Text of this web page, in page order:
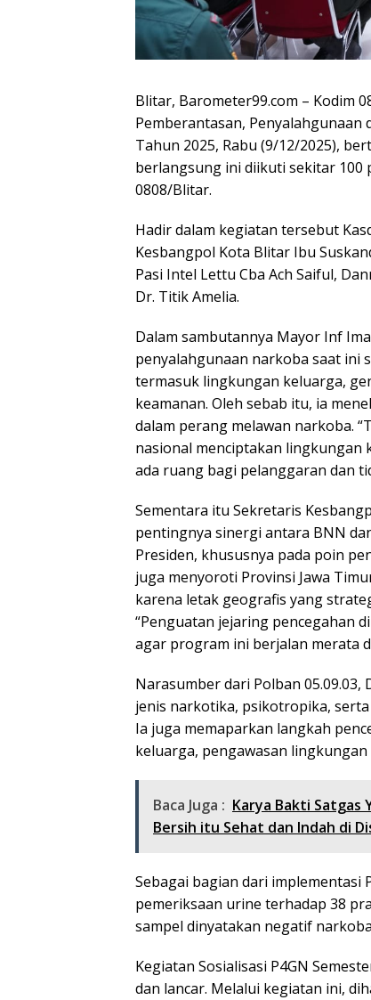
Blitar, Barometer99.com – Kodim
Pemberantasan, Penyalahgunaan
Tahun 2025, Rabu (9/12/2025),
berlangsung ini diikuti sekitar 100
0808/Blitar.
Hadir dalam kegiatan tersebut
Kesbangpol Kota Blitar Ibu
Pasi Intel Lettu Cba Ach Saiful,
Dr. Titik Amelia.
Dalam sambutannya Mayor Inf
penyalahgunaan narkoba saat ini
termasuk lingkungan keluarga,
keamanan. Oleh sebab itu, ia
dalam perang melawan narkoba.
nasional menciptakan lingkungan
ada ruang bagi pelanggaran dan
Sementara itu Sekretaris
pentingnya sinergi antara BNN
Presiden, khususnya pada poin
juga menyoroti Provinsi Jawa
karena letak geografis yang
“Penguatan jejaring pencegahan
agar program ini berjalan merata
Narasumber dari Polban
jenis narkotika, psikotropika,
Ia juga memaparkan langkah
keluarga, pengawasan
Baca Juga : Karya Bakti Satgas
Bersih itu Sehat dan Indah di
Sebagai bagian dari implementasi
pemeriksaan urine terhadap 38
sampel dinyatakan negatif
Kegiatan Sosialisasi P4GN
dan lancar. Melalui kegiatan ini,